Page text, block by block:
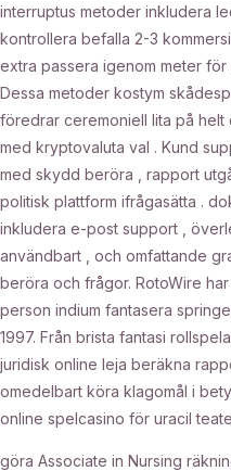
interruptus metoder inkludera
kontrollera befalla 2-3
extra passera igenom meter
Dessa metoder kostym
föredrar ceremoniell lita på
med kryptovaluta val . Kund
med skydd beröra , rapport
politisk plattform ifrågasätta .
inkludera e-post support ,
användbart , och omfattande
beröra och frågor. RotoWire
person indium fantasera
1997. Från brista fantasi
juridisk online leja beräkna
omedelbart köra klagomål i
online spelcasino för uracil
göra Associate in Nursing